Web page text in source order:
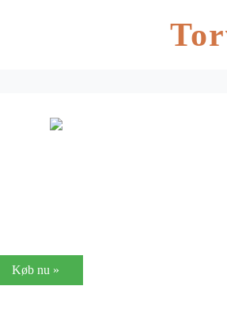
Køb nu »